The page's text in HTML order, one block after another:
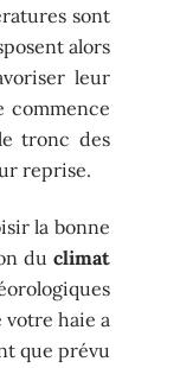
sont
alors
leur
commence
tronc des
reprise.
la bonne
du climat
votre haie a
que prévu